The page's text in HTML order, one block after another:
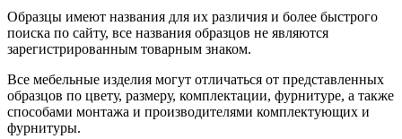
Образцы имеют названия для их различия и более быстрого
поиска по сайту, все названия образцов не являются
зарегистрированным товарным знаком.
Все мебельные изделия могут отличаться от представленных
образцов по цвету, размеру, комплектации, фурнитуре, а также
способами монтажа и производителями комплектующих и
фурнитуры.